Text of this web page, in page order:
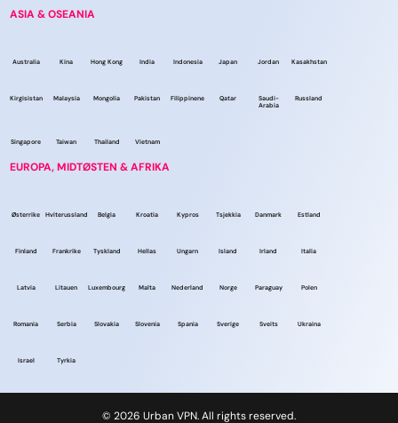
ASIA & OSEANIA
Australia Kina Hong Kong India Indonesia Japan Jordan Kasakhstan
Kirgisistan Malaysia Mongolia Pakistan Filippinene Qatar
Saudi-
Arabia
Russland
Singapore Taiwan Thailand Vietnam
EUROPA, MIDTØSTEN & AFRIKA
Østerrike Hviterussland Belgia Kroatia Kypros Tsjekkia Danmark Estland
Finland Frankrike Tyskland Hellas Ungarn Island Irland Italia
Latvia Litauen Luxembourg Malta Nederland Norge Paraguay Polen
Romania Serbia Slovakia Slovenia Spania Sverige Sveits Ukraina
Israel Tyrkia
© 2026 Urban VPN. All rights reserved.